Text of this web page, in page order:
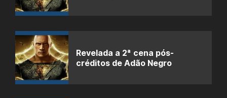
Revelada a 2ª cena pós-
créditos de Adão Negro